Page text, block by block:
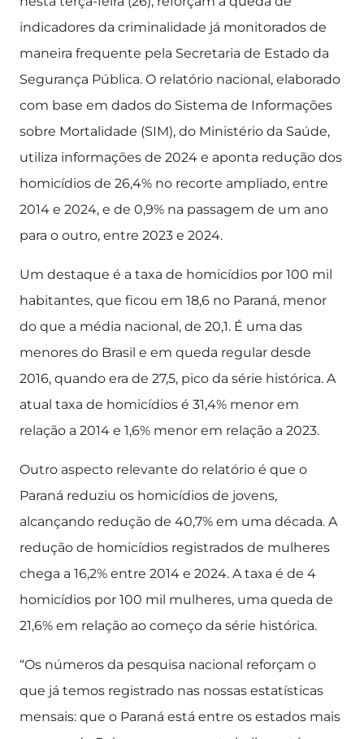
indicadores da criminalidade já monitorados de
maneira frequente pela Secretaria de Estado da
Segurança Pública. O relatório nacional, elaborado
com base em dados do Sistema de Informações
sobre Mortalidade (SIM), do Ministério da Saúde,
utiliza informações de 2024 e aponta redução dos
homicídios de 26,4% no recorte ampliado, entre
2014 e 2024, e de 0,9% na passagem de um ano
para o outro, entre 2023 e 2024.
Um destaque é a taxa de homicídios por 100 mil
habitantes, que ficou em 18,6 no Paraná, menor
do que a média nacional, de 20,1. É uma das
menores do Brasil e em queda regular desde
2016, quando era de 27,5, pico da série histórica. A
atual taxa de homicídios é 31,4% menor em
relação a 2014 e 1,6% menor em relação a 2023.
Outro aspecto relevante do relatório é que o
Paraná reduziu os homicídios de jovens,
alcançando redução de 40,7% em uma década. A
redução de homicídios registrados de mulheres
chega a 16,2% entre 2014 e 2024. A taxa é de 4
homicídios por 100 mil mulheres, uma queda de
21,6% em relação ao começo da série histórica.
“Os números da pesquisa nacional reforçam o
que já temos registrado nas nossas estatísticas
mensais: que o Paraná está entre os estados mais